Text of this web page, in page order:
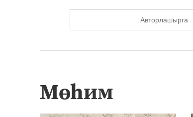
Авторлашырга
Мөһим